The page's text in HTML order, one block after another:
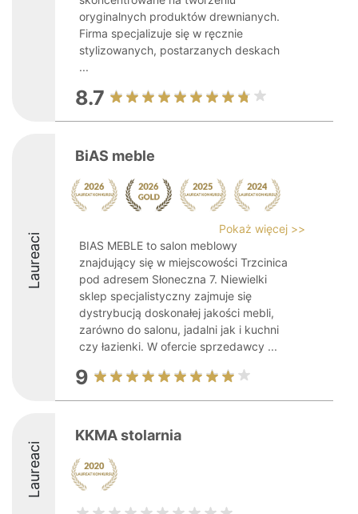
oryginalnych produktów drewnianych.
Firma specjalizuje się w ręcznie
stylizowanych, postarzanych deskach
...
8.7
Laureaci
BiAS meble
Pokaż więcej >>
BIAS MEBLE to salon meblowy
znajdujący się w miejscowości Trzcinica
pod adresem Słoneczna 7. Niewielki
sklep specjalistyczny zajmuje się
dystrybucją doskonałej jakości mebli,
zarówno do salonu, jadalni jak i kuchni
czy łazienki. W ofercie sprzedawcy ...
9
Laureaci
KKMA stolarnia